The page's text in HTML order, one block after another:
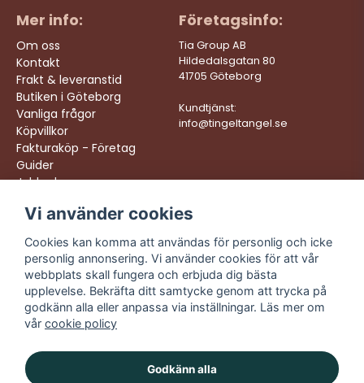
Mer info:
Om oss
Kontakt
Frakt & leveranstid
Butiken i Göteborg
Vanliga frågor
Köpvillkor
Fakturaköp - Företag
Guider
Jobba hos oss
Företagsinfo:
Tia Group AB
Hildedalsgatan 80
41705 Göteborg
Kundtjänst:
info@tingeltangel.se
Följ oss:
Instagram
Facebook
TikTok
YouTube
Vi levererar:
Snabba leveranser
Trygga köp
Fri frakt över 499:-
Trevlig kundtjänst
Vi använder cookies
Cookies kan komma att användas för personlig och icke
personlig annonsering. Vi använder cookies för att vår
webbplats skall fungera och erbjuda dig bästa
upplevelse. Bekräfta ditt samtycke genom att trycka på
godkänn alla eller anpassa via inställningar. Läs mer om
vår cookie policy
Godkänn alla